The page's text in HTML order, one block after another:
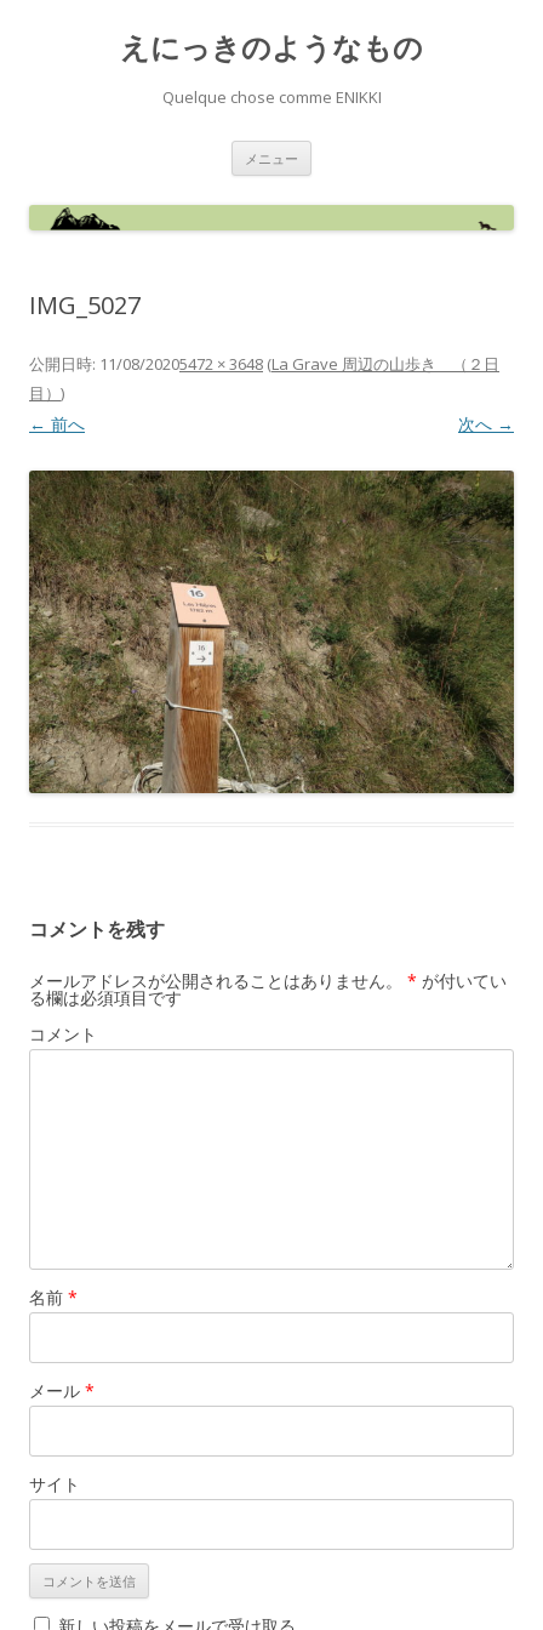
えにっきのようなもの
Quelque chose comme ENIKKI
メニュー
ン
へ
IMG_5027
公開日時: 11/08/20205472 × 3648 (La Grave 周辺の山歩き （２日
目） )
← 前へ 次へ →
コメントを残す
メールアドレスが公開されることはありません。 * が付いてい
る欄は必須項目です
コメント
名前 *
メール *
サイト